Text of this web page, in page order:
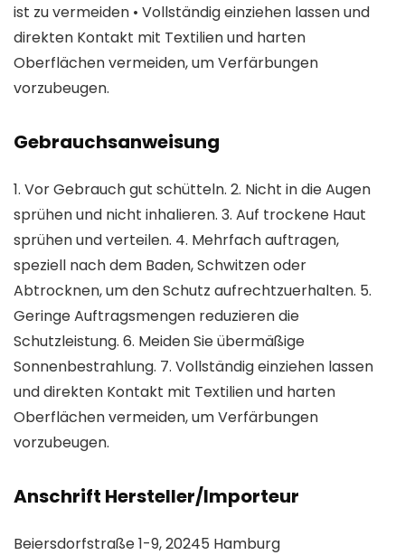
ist zu vermeiden • Vollständig einziehen lassen und
direkten Kontakt mit Textilien und harten
Oberflächen vermeiden, um Verfärbungen
vorzubeugen.
Gebrauchsanweisung
1. Vor Gebrauch gut schütteln. 2. Nicht in die Augen
sprühen und nicht inhalieren. 3. Auf trockene Haut
sprühen und verteilen. 4. Mehrfach auftragen,
speziell nach dem Baden, Schwitzen oder
Abtrocknen, um den Schutz aufrechtzuerhalten. 5.
Geringe Auftragsmengen reduzieren die
Schutzleistung. 6. Meiden Sie übermäßige
Sonnenbestrahlung. 7. Vollständig einziehen lassen
und direkten Kontakt mit Textilien und harten
Oberflächen vermeiden, um Verfärbungen
vorzubeugen.
Anschrift Hersteller/Importeur
Beiersdorfstraße 1-9, 20245 Hamburg